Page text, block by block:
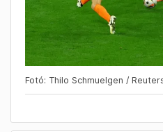
Fotó: Thilo Schmuelgen /